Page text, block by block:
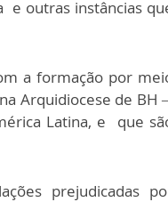
e outras instâncias
a formação por
Arquidiocese de BH
Latina, e que
prejudicadas